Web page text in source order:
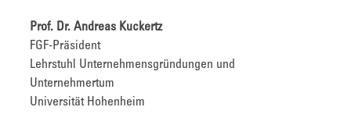
Prof. Dr. Andreas Kuckertz
FGF-Präsident
Lehrstuhl Unternehmensgründungen und
Unternehmertum
Universität Hohenheim